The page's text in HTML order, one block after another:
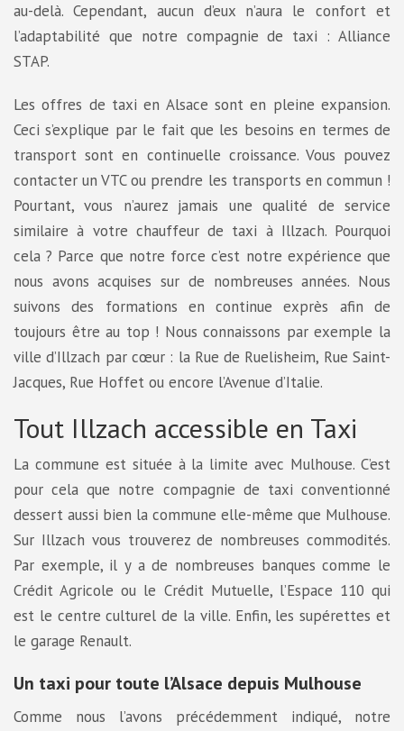
au-delà. Cependant, aucun d’eux n’aura le confort et
l’adaptabilité que notre compagnie de taxi : Alliance
STAP.
Les offres de taxi en Alsace sont en pleine expansion.
Ceci s’explique par le fait que les besoins en termes de
transport sont en continuelle croissance. Vous pouvez
contacter un VTC ou prendre les transports en commun !
Pourtant, vous n’aurez jamais une qualité de service
similaire à votre chauffeur de taxi à Illzach. Pourquoi
cela ? Parce que notre force c’est notre expérience que
nous avons acquises sur de nombreuses années. Nous
suivons des formations en continue exprès afin de
toujours être au top ! Nous connaissons par exemple la
ville d’Illzach par cœur : la Rue de Ruelisheim, Rue Saint-
Jacques, Rue Hoffet ou encore l’Avenue d’Italie.
Tout Illzach accessible en Taxi
La commune est située à la limite avec Mulhouse. C’est
pour cela que notre compagnie de taxi conventionné
dessert aussi bien la commune elle-même que Mulhouse.
Sur Illzach vous trouverez de nombreuses commodités.
Par exemple, il y a de nombreuses banques comme le
Crédit Agricole ou le Crédit Mutuelle, l’Espace 110 qui
est le centre culturel de la ville. Enfin, les supérettes et
le garage Renault.
Un taxi pour toute l’Alsace depuis Mulhouse
Comme nous l’avons précédemment indiqué, notre